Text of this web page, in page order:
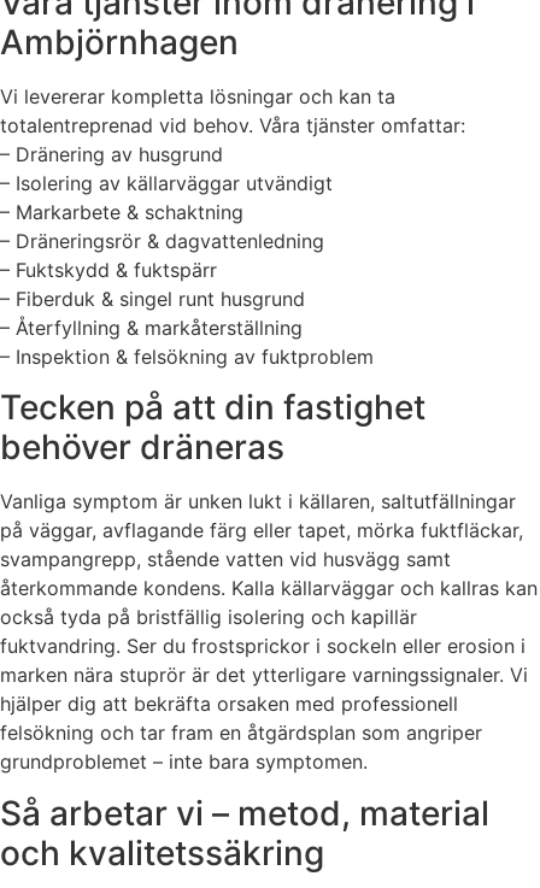
Ambjörnhagen
Vi levererar kompletta lösningar och kan ta
totalentreprenad vid behov. Våra tjänster omfattar:
– Dränering av husgrund
– Isolering av källarväggar utvändigt
– Markarbete & schaktning
– Dräneringsrör & dagvattenledning
– Fuktskydd & fuktspärr
– Fiberduk & singel runt husgrund
– Återfyllning & markåterställning
– Inspektion & felsökning av fuktproblem
Tecken på att din fastighet
behöver dräneras
Vanliga symptom är unken lukt i källaren, saltutfällningar
på väggar, avflagande färg eller tapet, mörka fuktfläckar,
svampangrepp, stående vatten vid husvägg samt
återkommande kondens. Kalla källarväggar och kallras kan
också tyda på bristfällig isolering och kapillär
fuktvandring. Ser du frostsprickor i sockeln eller erosion i
marken nära stuprör är det ytterligare varningssignaler. Vi
hjälper dig att bekräfta orsaken med professionell
felsökning och tar fram en åtgärdsplan som angriper
grundproblemet – inte bara symptomen.
Så arbetar vi – metod, material
och kvalitetssäkring